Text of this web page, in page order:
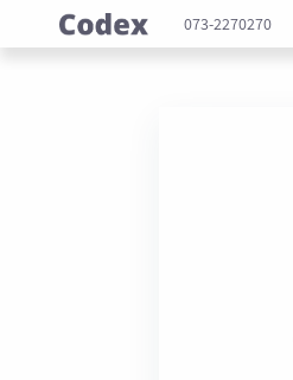
073-2270270